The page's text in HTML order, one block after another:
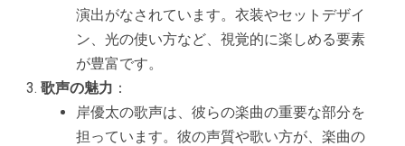
演出がなされています。衣装やセットデザイ
ン、光の使い方など、視覚的に楽しめる要素
が豊富です。
歌声の魅力 ：
岸優太の歌声は、彼らの楽曲の重要な部分を
担っています。彼の声質や歌い方が、楽曲の